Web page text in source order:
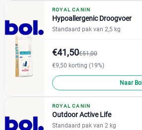
ROYAL CANIN
Hypoallergenic Droogvoer
Standaard pak van 2,5 kg
€41,50€51,00
€9,50 korting (19%)
Naar Bol
ROYAL CANIN
Outdoor Active Life
Standaard pak van 2 kg